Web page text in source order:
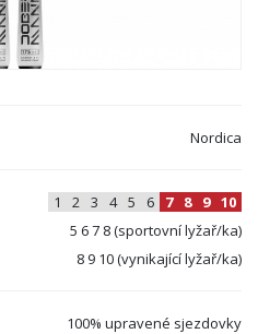
Nordica
1 2 3 4 5 6 7 8 9 10
5 6 7 8 (sportovní lyžař/ka)
8 9 10 (vynikající lyžař/ka)
100% upravené sjezdovky